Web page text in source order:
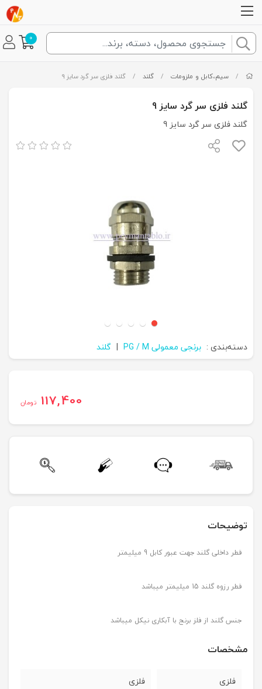
0
/ سیم،کابل و ملزومات / گلند / گلند فلزی سر گرد سایز 9
گلند فلزی سر گرد سایز 9
گلند فلزی سر گرد سایز 9
دسته‌بندی : برنجی معمولی PG / M | گلند
117,400 تومان
توضیحات
قطر داخلی گلند جهت عبور کابل 9 میلیمتر
قطر رزوه گلند 15 میلیمتر میباشد
جنس گلند از فلز برنج با آبکاری نیکل میباشد
مشخصات
فلزی فلزی